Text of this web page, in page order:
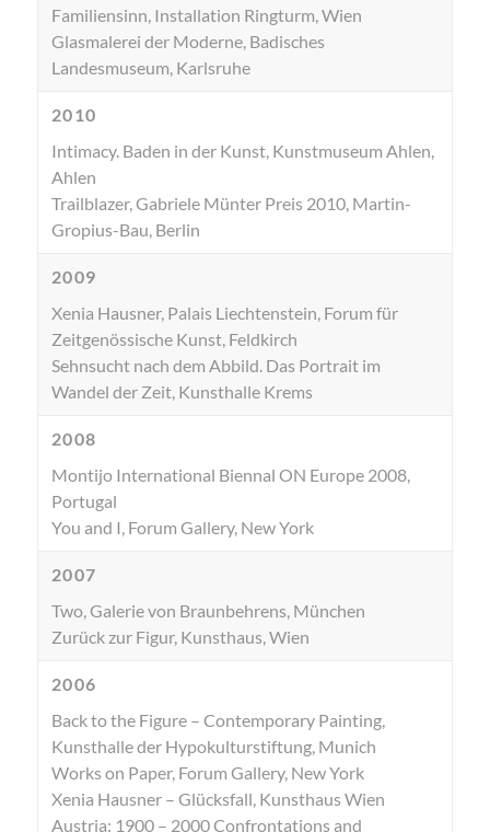
Familiensinn, Installation Ringturm, Wien
Glasmalerei der Moderne, Badisches
Landesmuseum, Karlsruhe
2010
Intimacy. Baden in der Kunst, Kunstmuseum Ahlen,
Ahlen
Trailblazer, Gabriele Münter Preis 2010, Martin-
Gropius-Bau, Berlin
2009
Xenia Hausner, Palais Liechtenstein, Forum für
Zeitgenössische Kunst, Feldkirch
Sehnsucht nach dem Abbild. Das Portrait im
Wandel der Zeit, Kunsthalle Krems
2008
Montijo International Biennal ON Europe 2008,
Portugal
You and I, Forum Gallery, New York
2007
Two, Galerie von Braunbehrens, München
Zurück zur Figur, Kunsthaus, Wien
2006
Back to the Figure – Contemporary Painting,
Kunsthalle der Hypokulturstiftung, Munich
Works on Paper, Forum Gallery, New York
Xenia Hausner – Glücksfall, Kunsthaus Wien
Austria: 1900 – 2000 Confrontations and